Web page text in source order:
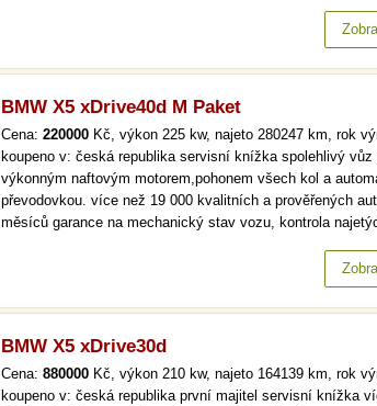
BMW X5 xDrive40d M Paket
Cena: 220000 Kč, výkon 225 kw, najeto 280247 km, rok
koupeno v: česká republika servisní knížka spolehlivý vůz
výkonným naftovým motorem,pohonem všech kol a
převodovkou. více než 19 000 kvalitních a prověřených
měsíců garance na mechanický stav vozu, kontrola
férové ceny, peníze ihned a v hotovosti. automat, m paket,
BMW X5 xDrive30d
Cena: 880000 Kč, výkon 210 kw, najeto 164139 km, rok
koupeno v: česká republika první majitel servisní knížka